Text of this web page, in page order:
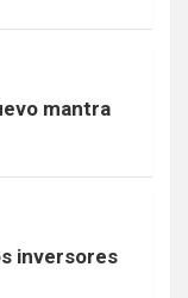
mantra
inversores